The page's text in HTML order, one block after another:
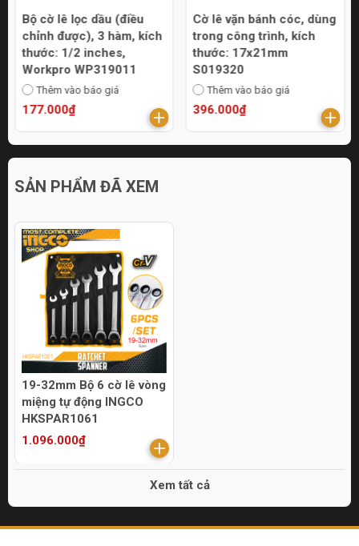
Bộ cờ lê lọc dầu (điều
chỉnh được), 3 hàm, kích
thước: 1/2 inches,
Workpro WP319011
Thêm vào báo giá
177.000₫
Cờ lê vặn bánh cóc, dùng
trong công trình, kích
thước: 17x21mm
S019320
Thêm vào báo giá
396.000₫
SẢN PHẨM ĐÃ XEM
19-32mm Bộ 6 cờ lê vòng
miệng tự động INGCO
HKSPAR1061
1.096.000₫
Xem tất cả